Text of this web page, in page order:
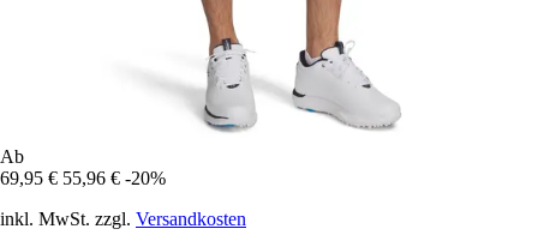
Ab
69,95 € 55,96 € -20%
inkl. MwSt. zzgl. Versandkosten